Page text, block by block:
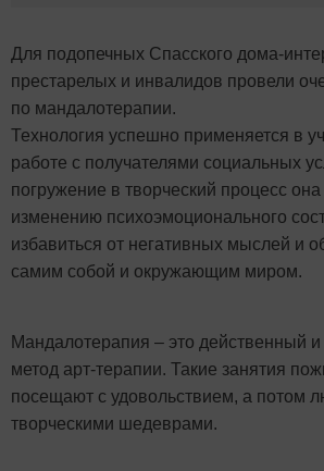
Для подопечных Спасского дома-
престарелых и инвалидов провели
по мандалотерапии.
Технология успешно применяется в
работе с получателями социальных
погружение в творческий процесс она
изменению психоэмоционального
избавиться от негативных мыслей и
самим собой и окружающим миром.
Мандалотерапия – это действенный
метод арт-терапии. Такие занятия
посещают с удовольствием, а потом
творческими шедеврами.